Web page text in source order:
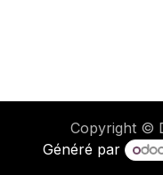
Copyright ©
Généré par